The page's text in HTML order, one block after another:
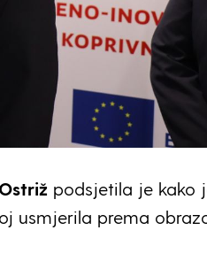
podsjetila je kako
usmjerila prema